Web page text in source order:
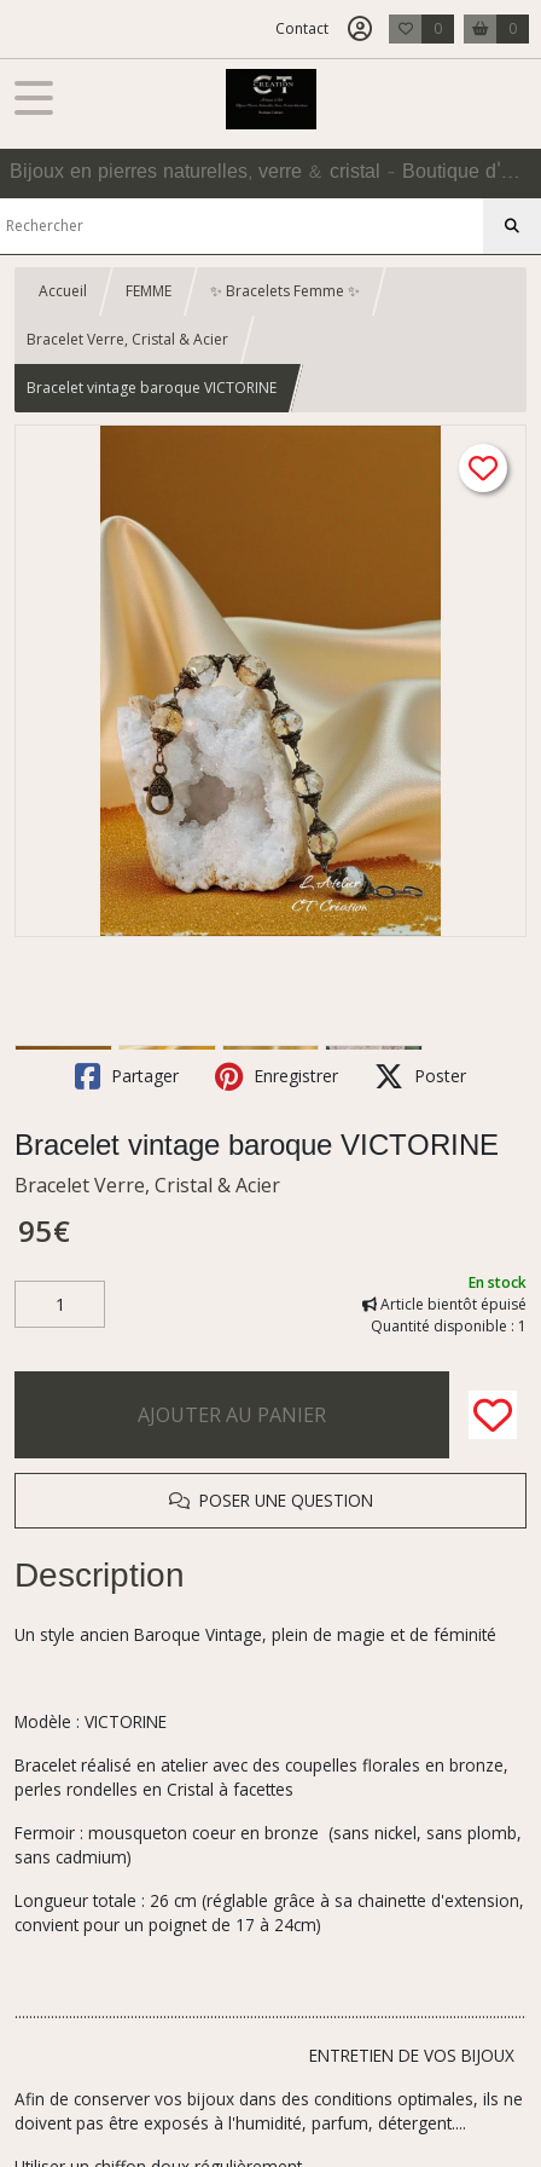
Contact 0 0
Bijoux en pierres naturelles, verre & cristal - Boutique d'Accessoires
Accueil FEMME ✨ Bracelets Femme ✨
Bracelet Verre, Cristal & Acier
Bracelet vintage baroque VICTORINE
Partager Enregistrer Poster
Bracelet vintage baroque VICTORINE
Bracelet Verre, Cristal & Acier
95€
En stock
Article bientôt épuisé
Quantité disponible : 1
AJOUTER AU PANIER
POSER UNE QUESTION
Description
Un style ancien Baroque Vintage, plein de magie et de féminité
Modèle : VICTORINE
Bracelet réalisé en atelier avec des coupelles florales en bronze,
perles rondelles en Cristal à facettes
Fermoir : mousqueton coeur en bronze (sans nickel, sans plomb,
sans cadmium)
Longueur totale : 26 cm (réglable grâce à sa chainette d'extension,
convient pour un poignet de 17 à 24cm)
ENTRETIEN DE VOS BIJOUX
Afin de conserver vos bijoux dans des conditions optimales, ils ne
doivent pas être exposés à l'humidité, parfum, détergent....